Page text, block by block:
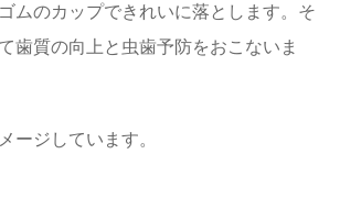
ムのカップできれいに落とします。そ
歯質の向上と虫歯予防をおこないま
ージしています。